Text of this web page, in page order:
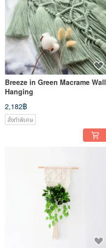
Breeze in Green Macrame Wall
Hanging
2,182฿
สั่งทำพิเศษ